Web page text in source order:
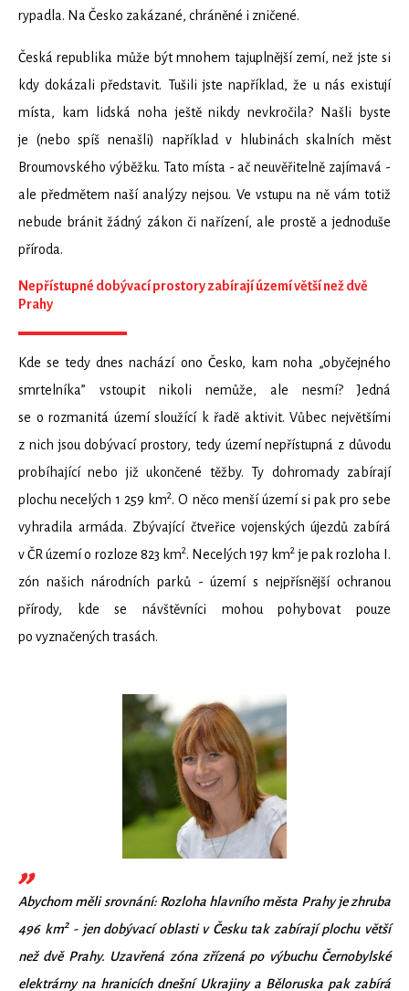
rypadla. Na Česko zakázané, chráněné i zničené.
Česká republika může být mnohem tajuplnější zemí, než jste si
kdy dokázali představit. Tušili jste například, že u nás existují
místa, kam lidská noha ještě nikdy nevkročila? Našli byste
je (nebo spíš nenašli) například v hlubinách skalních měst
Broumovského výběžku. Tato místa - ač neuvěřitelně zajímavá -
ale předmětem naší analýzy nejsou. Ve vstupu na ně vám totiž
nebude bránit žádný zákon či nařízení, ale prostě a jednoduše
příroda.
Nepřístupné dobývací prostory zabírají území větší než dvě
Prahy
Kde se tedy dnes nachází ono Česko, kam noha „obyčejného
smrtelníka” vstoupit nikoli nemůže, ale nesmí? Jedná
se o rozmanitá území sloužící k řadě aktivit. Vůbec největšími
z nich jsou dobývací prostory, tedy území nepřístupná z důvodu
probíhající nebo již ukončené těžby. Ty dohromady zabírají
plochu necelých 1 259 km2. O něco menší území si pak pro sebe
vyhradila armáda. Zbývající čtveřice vojenských újezdů zabírá
v ČR území o rozloze 823 km2. Necelých 197 km2 je pak rozloha I.
zón našich národních parků - území s nejpřísnější ochranou
přírody, kde se návštěvníci mohou pohybovat pouze
po vyznačených trasách.
Abychom měli srovnání: Rozloha hlavního města Prahy je zhruba
496 km2- jen dobývací oblasti v Česku tak zabírají plochu větší
než dvě Prahy. Uzavřená zóna zřízená po výbuchu Černobylské
elektrárny na hranicích dnešní Ukrajiny a Běloruska pak zabírá